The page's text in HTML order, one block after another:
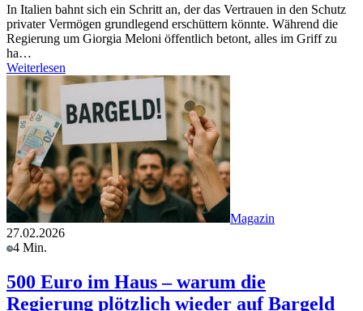
In Italien bahnt sich ein Schritt an, der das Vertrauen in den Schutz
privater Vermögen grundlegend erschüttern könnte. Während die
Regierung um Giorgia Meloni öffentlich betont, alles im Griff zu
ha…
Weiterlesen
Magazin
27.02.2026
4 Min.
500 Euro im Haus – warum die
Regierung plötzlich wieder auf Bargeld